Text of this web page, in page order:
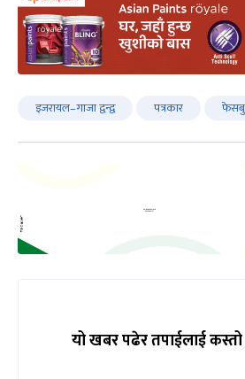
इजरायल–गाजा द्वन्द्व पत्रकार
यो खबर पढेर तपाईलाई